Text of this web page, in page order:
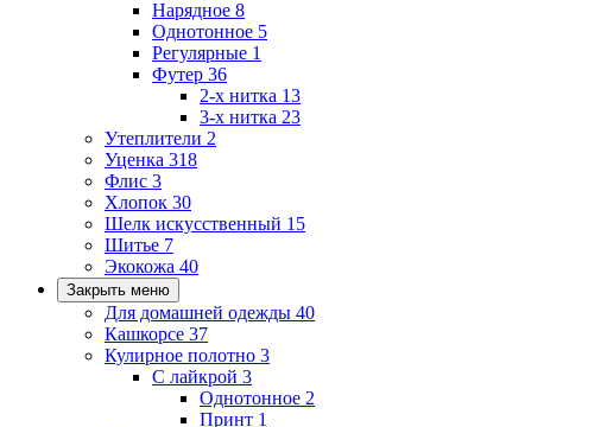
Нарядное 8
Однотонное 5
Регулярные 1
Футер 36
2-х нитка 13
3-х нитка 23
Утеплители 2
Уценка 318
Флис 3
Хлопок 30
Шелк искусственный 15
Шитье 7
Экокожа 40
Закрыть меню
Для домашней одежды 40
Кашкорсе 37
Кулирное полотно 3
С лайкрой 3
Однотонное 2
Принт 1